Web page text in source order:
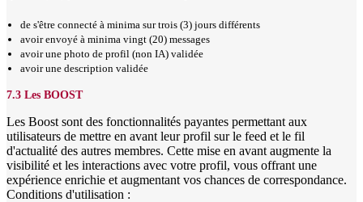
de s'être connecté à minima sur trois (3) jours différents
avoir envoyé à minima vingt (20) messages
avoir une photo de profil (non IA) validée
avoir une description validée
7.3 Les BOOST
Les Boost sont des fonctionnalités payantes permettant aux
utilisateurs de mettre en avant leur profil sur le feed et le fil
d'actualité des autres membres. Cette mise en avant augmente la
visibilité et les interactions avec votre profil, vous offrant une
expérience enrichie et augmentant vos chances de correspondance.
Conditions d'utilisation :